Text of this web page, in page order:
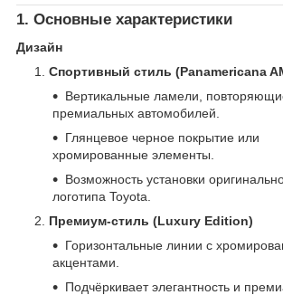
1. Основные характеристики
Дизайн
Спортивный стиль (Panamericana
Вертикальные ламели,
премиальных автомобилей.
Глянцевое черное покрытие или
хромированные элементы.
Возможность установки
логотипа Toyota.
Премиум-стиль (Luxury Edition)
Горизонтальные линии с
акцентами.
Подчёркивает элегантность и